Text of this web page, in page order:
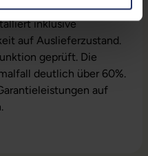
inklusive
auf Auslieferzustand.
geprüft. Die
deutlich über 60%.
auf